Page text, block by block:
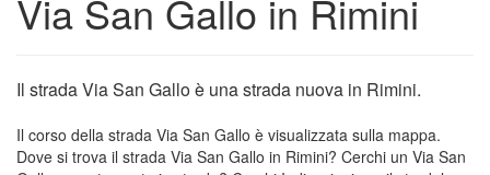
Via San Gallo in Rimini
Il strada Via San Gallo è una strada nuova in Rimini.
Il corso della strada Via San Gallo è visualizzata sulla mappa.
Dove si trova il strada Via San Gallo in Rimini? Cerchi un Via San